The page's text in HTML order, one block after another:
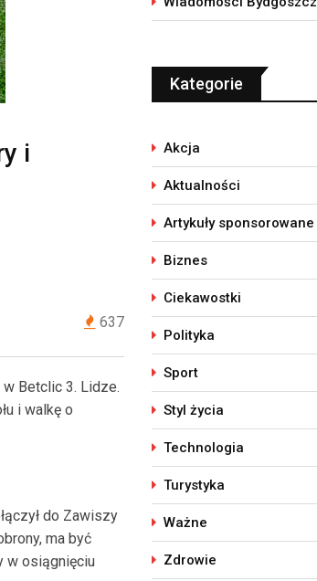
i
637
Betclic 3. Lidze.
i walkę o
do Zawiszy
ma być
w osiągnięciu
Kategorie
Akcja
Aktualności
Artykuły sponsorowane
Biznes
Ciekawostki
Polityka
Sport
Styl życia
Technologia
Turystyka
Ważne
Zdrowie